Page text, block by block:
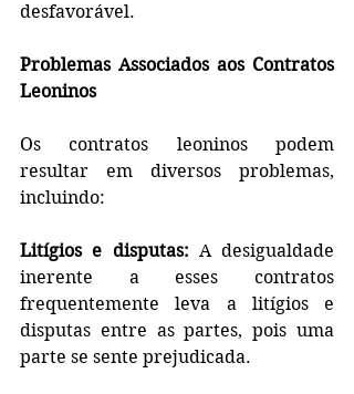
desfavorável.
Problemas Associados aos Contratos
Leoninos
Os contratos leoninos podem
resultar em diversos problemas,
incluindo:
Litígios e disputas: A desigualdade
inerente a esses contratos
frequentemente leva a litígios e
disputas entre as partes, pois uma
parte se sente prejudicada.